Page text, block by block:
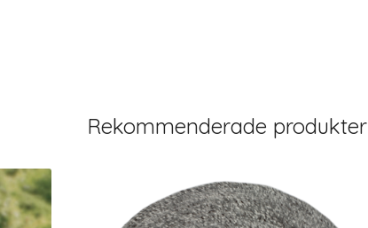
Rekommenderade produkter